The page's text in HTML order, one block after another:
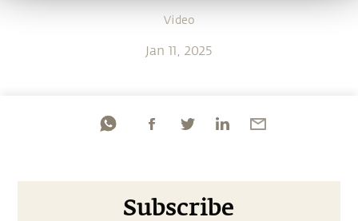
Video
Jan 11, 2025
Subscribe